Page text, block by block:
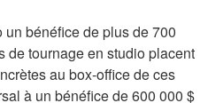
bénéfice de plus de 700
de tournage en studio placent
au box-office de ces
à un bénéfice de 600 000 $